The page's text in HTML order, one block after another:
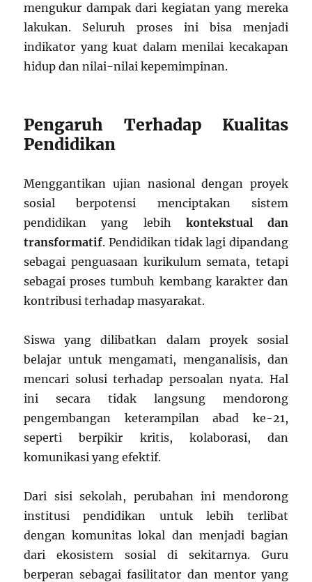
mengukur dampak dari kegiatan yang mereka
lakukan. Seluruh proses ini bisa menjadi
indikator yang kuat dalam menilai kecakapan
hidup dan nilai-nilai kepemimpinan.
Pengaruh Terhadap Kualitas
Pendidikan
Menggantikan ujian nasional dengan proyek
sosial berpotensi menciptakan sistem
pendidikan yang lebih kontekstual dan
transformatif. Pendidikan tidak lagi dipandang
sebagai penguasaan kurikulum semata, tetapi
sebagai proses tumbuh kembang karakter dan
kontribusi terhadap masyarakat.
Siswa yang dilibatkan dalam proyek sosial
belajar untuk mengamati, menganalisis, dan
mencari solusi terhadap persoalan nyata. Hal
ini secara tidak langsung mendorong
pengembangan keterampilan abad ke-21,
seperti berpikir kritis, kolaborasi, dan
komunikasi yang efektif.
Dari sisi sekolah, perubahan ini mendorong
institusi pendidikan untuk lebih terlibat
dengan komunitas lokal dan menjadi bagian
dari ekosistem sosial di sekitarnya. Guru
berperan sebagai fasilitator dan mentor yang